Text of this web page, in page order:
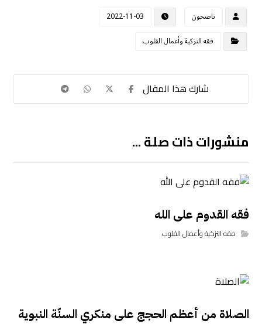
ناصحون
2022-11-03
فقه التزكية وأعمال القلوب
منشورات ذات صلة ...
فقه القدوم على الله
فقه التزكية وأعمال القلوب
الصلاة من أعظم الحجج على منكري السنّة النبوية